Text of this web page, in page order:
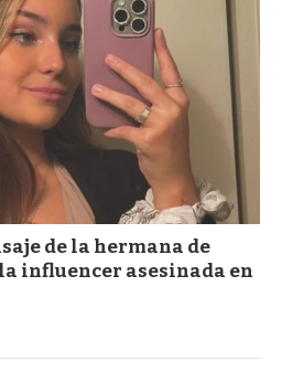
de la hermana de
influencer asesinada en